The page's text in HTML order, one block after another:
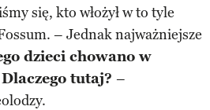
się, kto włożył w to tyle
– Jednak najważniejsze
dzieci chowano w
tutaj? –